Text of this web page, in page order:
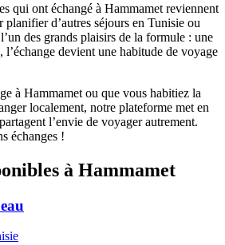
qui ont échangé à Hammamet reviennent
planifier d’autres séjours en Tunisie ou
des grands plaisirs de la formule : une
devient une habitude de voyage
à Hammamet ou que vous habitiez la
localement, notre plateforme met en
l’envie de voyager autrement.
échanges !
à Hammamet